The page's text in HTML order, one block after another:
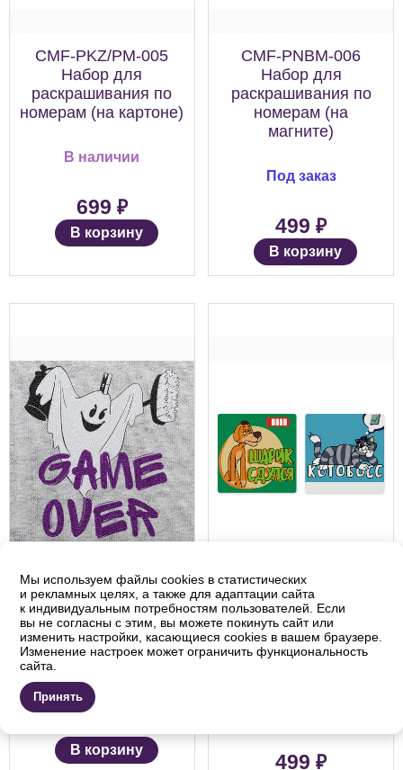
CMF-PKZ/PM-005
Набор для
раскрашивания по
номерам (на картоне)
В наличии
699 ₽
В корзину
CMF-PNBM-006
Набор для
раскрашивания по
номерам (на
магните)
Под заказ
499 ₽
В корзину
CMF-ALBP-247
постер "Карлсон.
Конец игры"
В корзину
CMF-PNBM-008
Набор для
раскрашивания по
номерам (на
499 ₽
Мы используем файлы cookies в статистических
и рекламных целях, а также для адаптации сайта
к индивидуальным потребностям пользователей. Если
вы не согласны с этим, вы можете покинуть сайт или
изменить настройки, касающиеся cookies в вашем браузере.
Изменение настроек может ограничить функциональность
сайта.
Принять